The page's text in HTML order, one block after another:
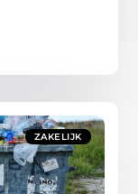
ZAKELIJK